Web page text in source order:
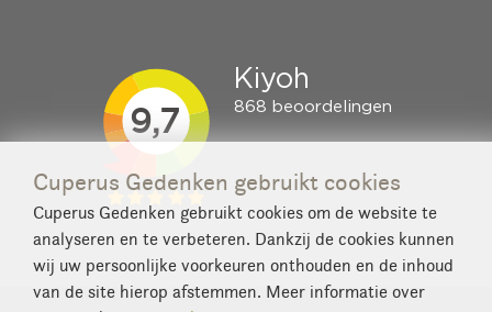
Cuperus Gedenken gebruikt cookies
Cuperus Gedenken gebruikt cookies om de website te
analyseren en te verbeteren. Dankzij de cookies kunnen
wij uw persoonlijke voorkeuren onthouden en de inhoud
van de site hierop afstemmen. Meer informatie over